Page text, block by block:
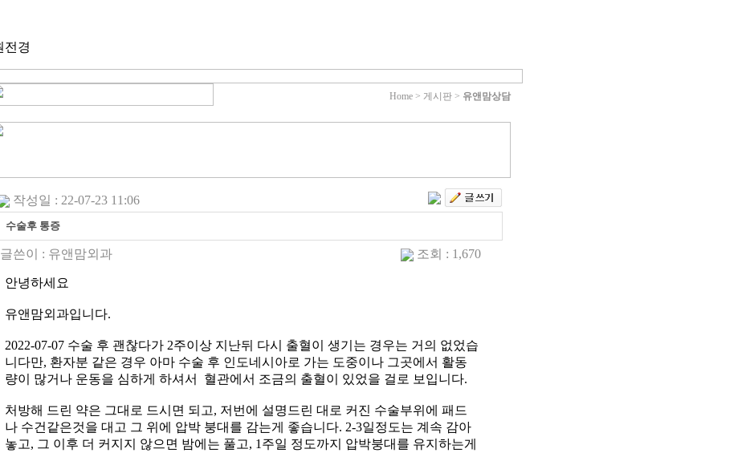
Home > 게시판 > 유앤맘상담
작성일 : 22-07-23 11:06
수술후 통증
글쓴이 : 유앤맘외과 조회 : 1,670
안녕하세요
유앤맘외과입니다.
2022-07-07 수술 후 괜찮다가 2주이상 지난뒤 다시 출혈이 생기는 경우는 거의 없었습
니다만, 환자분 같은 경우 아마 수술 후 인도네시아로 가는 도중이나 그곳에서 활동
량이 많거나 운동을 심하게 하셔서 혈관에서 조금의 출혈이 있었을 걸로 보입니다.
처방해 드린 약은 그대로 드시면 되고, 저번에 설명드린 대로 커진 수술부위에 패드
나 수건같은것을 대고 그 위에 압박 붕대를 감는게 좋습니다. 2-3일정도는 계속 감아
놓고, 그 이후 더 커지지 않으면 밤에는 풀고, 1주일 정도까지 압박붕대를 유지하는게